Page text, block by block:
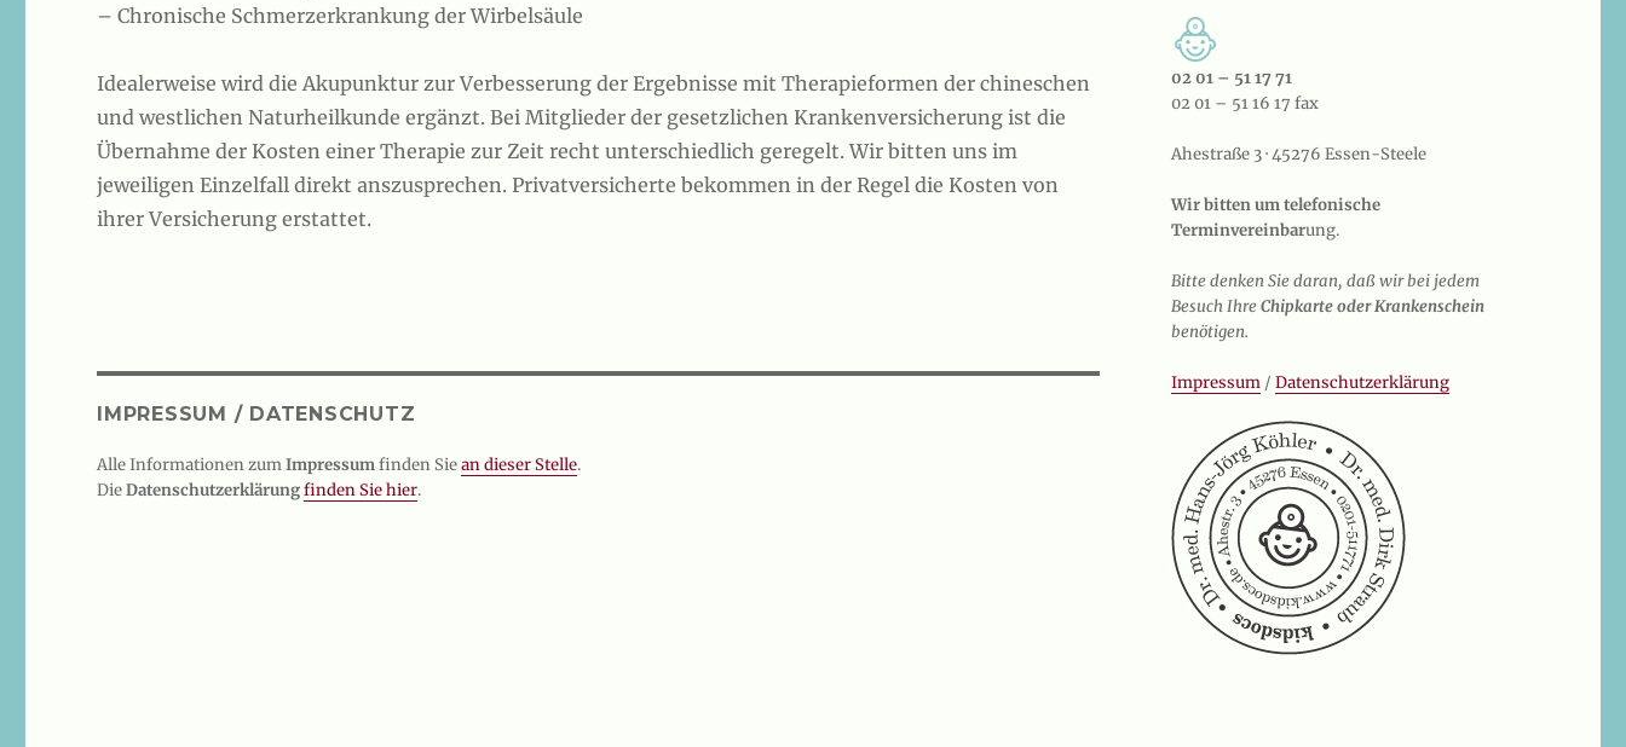
– Chronische Schmerzerkrankung der Wirbelsäule
Idealerweise wird die Akupunktur zur Verbesserung der Ergebnisse mit Therapieformen der chineschen
und westlichen Naturheilkunde ergänzt. Bei Mitglieder der gesetzlichen Krankenversicherung ist die
Übernahme der Kosten einer Therapie zur Zeit recht unterschiedlich geregelt. Wir bitten uns im
jeweiligen Einzelfall direkt anszusprechen. Privatversicherte bekommen in der Regel die Kosten von
ihrer Versicherung erstattet.
IMPRESSUM / DATENSCHUTZ
Alle Informationen zumImpressumfinden Siean dieser Stelle.
DieDatenschutzerklärungfinden Sie hier.
02 01 – 51 17 71
02 01 – 51 16 17 fax
Ahestraße 3 · 45276 Essen-Steele
Wir bitten um telefonische
Terminvereinbarung.
Bitte denken Sie daran, daß wir bei jedem
Besuch IhreChipkarte oder Krankenschein
benötigen.
Impressum/ Datenschutzerklärung